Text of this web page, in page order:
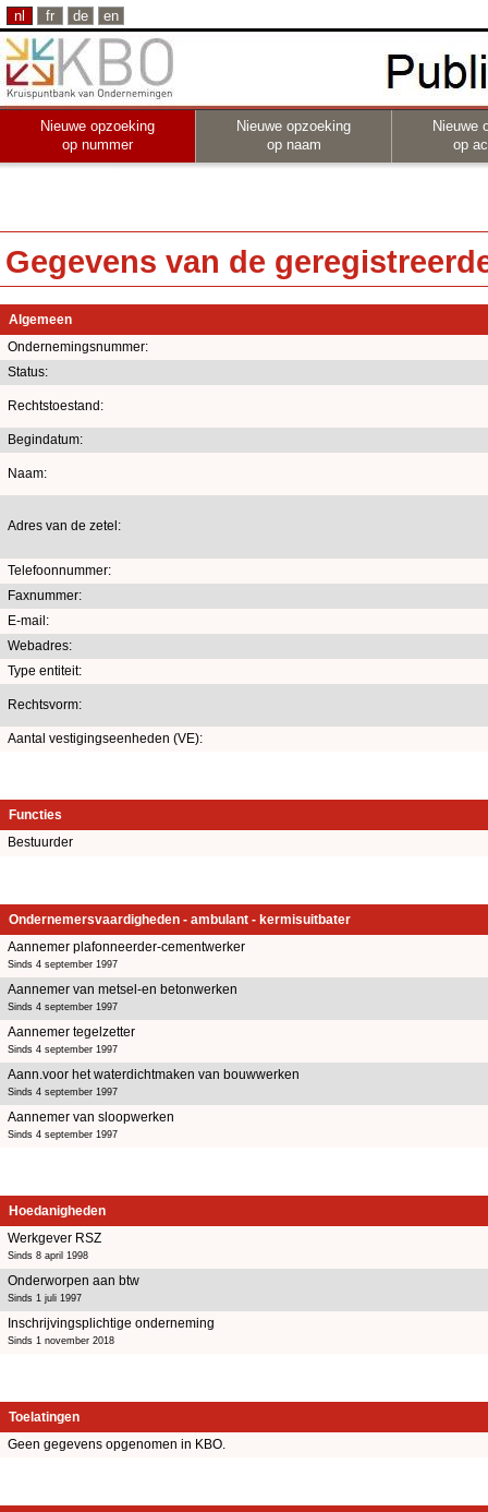
nl fr de en
Nieuwe opzoeking
op nummer
Nieuwe opzoeking
op naam
Nieuwe
op
Gegevens van de
Algemeen
Ondernemingsnummer:
Status:
Rechtstoestand:
Begindatum:
Naam:
Adres van de zetel:
Telefoonnummer:
Faxnummer:
E-mail:
Webadres:
Type entiteit:
Rechtsvorm:
Aantal vestigingseenheden (VE):
Functies
Bestuurder
Ondernemersvaardigheden - ambulant - kermisuitbater
Aannemer plafonneerder-cementwerker
Sinds 4 september 1997
Aannemer van metsel-en betonwerken
Sinds 4 september 1997
Aannemer tegelzetter
Sinds 4 september 1997
Aann.voor het waterdichtmaken van bouwwerken
Sinds 4 september 1997
Aannemer van sloopwerken
Sinds 4 september 1997
Hoedanigheden
Werkgever RSZ
Sinds 8 april 1998
Onderworpen aan btw
Sinds 1 juli 1997
Inschrijvingsplichtige onderneming
Sinds 1 november 2018
Toelatingen
Geen gegevens opgenomen in KBO.